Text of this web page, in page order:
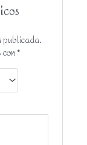
publicada.
*